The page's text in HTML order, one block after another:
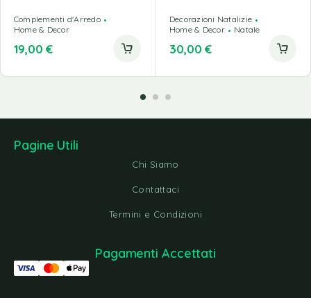
Complementi d'Arredo
Home & Decor
19,00 €
Decorazioni Natalizie
Home & Decor
Natale
30,00 €
Pagine Utili
Chi Siamo
Contattaci
Termini e Condizioni
Pagamenti Accettati